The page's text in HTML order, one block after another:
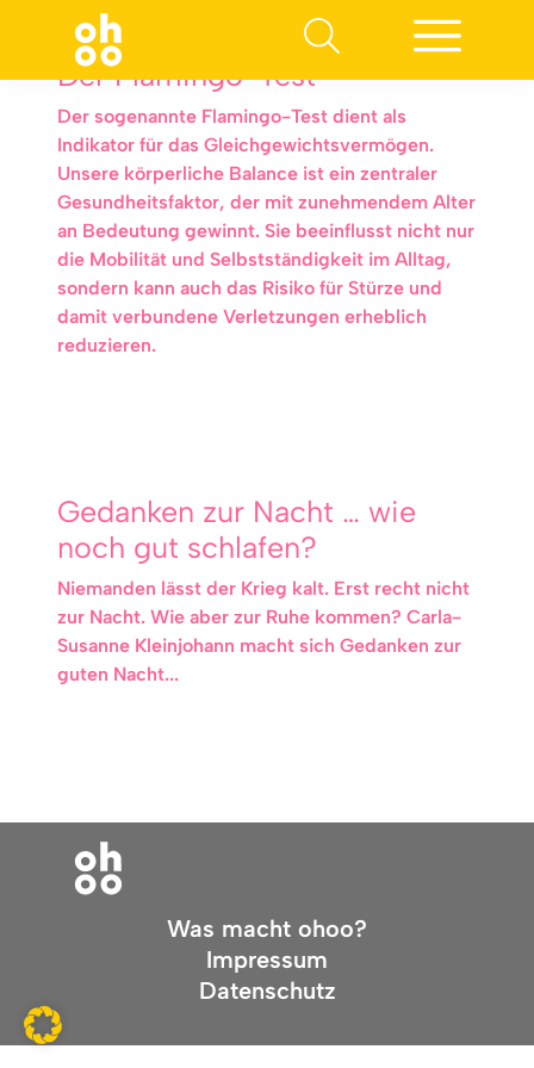
Der Flamingo-Test
Der sogenannte Flamingo-Test dient als
Indikator für das Gleichgewichtsvermögen.
Unsere körperliche Balance ist ein zentraler
Gesundheitsfaktor, der mit zunehmendem Alter
an Bedeutung gewinnt. Sie beeinflusst nicht nur
die Mobilität und Selbstständigkeit im Alltag,
sondern kann auch das Risiko für Stürze und
damit verbundene Verletzungen erheblich
reduzieren.
Gedanken zur Nacht … wie
noch gut schlafen?
Niemanden lässt der Krieg kalt. Erst recht nicht
zur Nacht. Wie aber zur Ruhe kommen? Carla-
Susanne Kleinjohann macht sich Gedanken zur
guten Nacht...
Was macht ohoo?
Impressum
Datenschutz